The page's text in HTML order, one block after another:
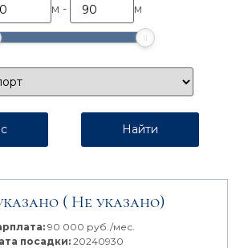
м - м
( Не указано)
90 000 руб./мес.
посадки: 20240930